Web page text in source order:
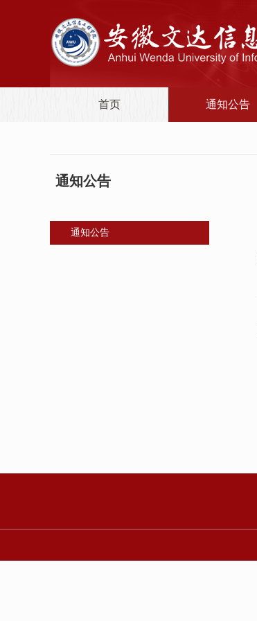
首页 通知公告
通知公告
通知公告